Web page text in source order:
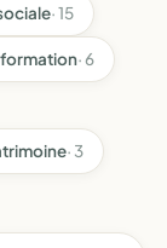
· 15
· 6
· 3